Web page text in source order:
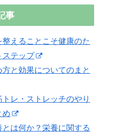
事
えることこそ健康のた
ステップ
と効果についてのまと
レ・ストレッチのやり
め
は何か？栄養に関する